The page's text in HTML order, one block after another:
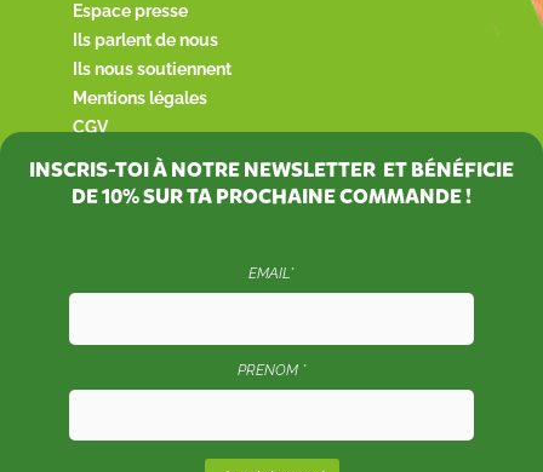
Espace presse
Ils parlent de nous
Ils nous soutiennent
Mentions légales
CGV
INSCRIS-TOI À NOTRE NEWSLETTER ET BÉNÉFICIE
DE10%SUR TA PROCHAINE COMMANDE !
EMAIL*
PRENOM *